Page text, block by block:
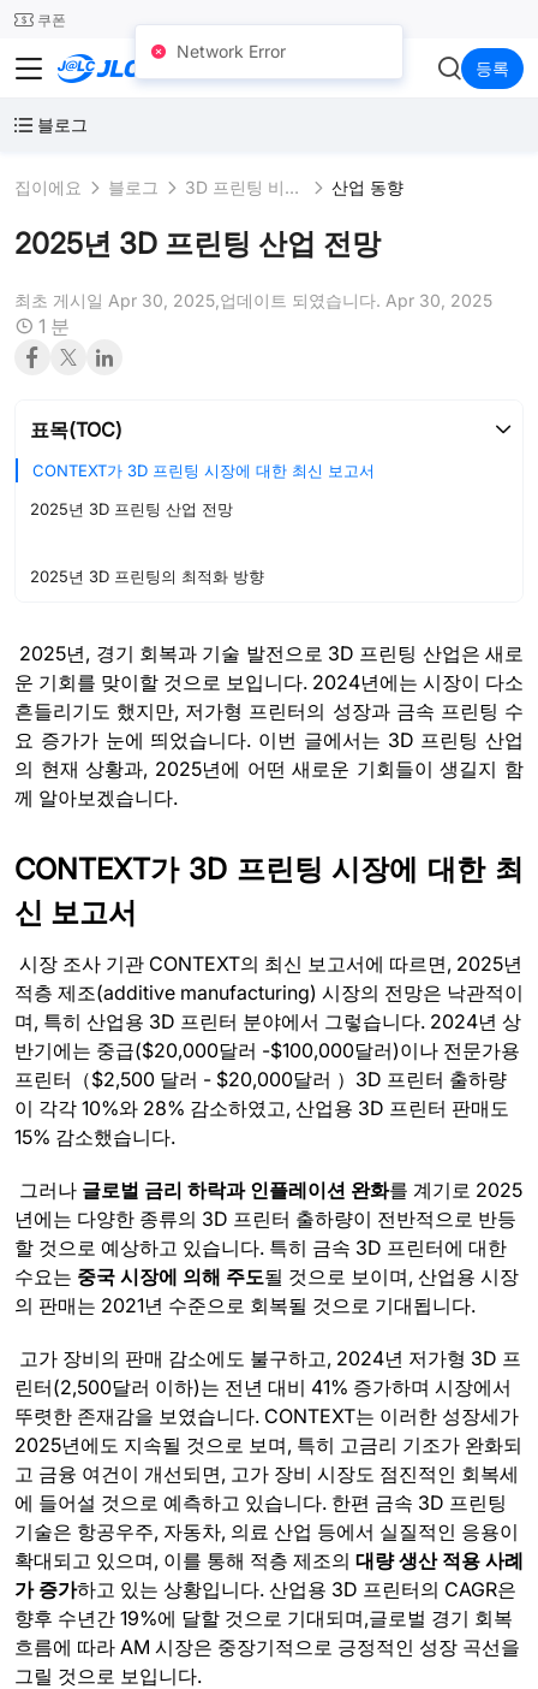
24SMT 쿠폰
JLC3DP 등록
블로그
집이에요 블로그 3D 프린팅 비즈니스 산업 동향
2025년 3D 프린팅 산업 전망
최초 게시일 Apr 30, 2025, 업데이트 되였습니다. Apr 30, 2025
1 분
표목(TOC)
CONTEXT가 3D 프린팅 시장에 대한 최신 보고서
2025년 3D 프린팅 산업 전망
2025년 3D 프린팅의 최적화 방향
2025년, 경기 회복과 기술 발전으로 3D 프린팅 산업은 새로
운 기회를 맞이할 것으로 보입니다. 2024년에는 시장이 다소
흔들리기도 했지만, 저가형 프린터의 성장과 금속 프린팅 수
요 증가가 눈에 띄었습니다. 이번 글에서는 3D 프린팅 산업
의 현재 상황과, 2025년에 어떤 새로운 기회들이 생길지 함
께 알아보겠습니다.
CONTEXT가 3D 프린팅 시장에 대한 최
신 보고서
시장 조사 기관 CONTEXT의 최신 보고서에 따르면, 2025년
적층 제조(additive manufacturing) 시장의 전망은 낙관적이
며, 특히 산업용 3D 프린터 분야에서 그렇습니다. 2024년 상
반기에는 중급($20,000달러 -$100,000달러)이나 전문가용
프린터（$2,500 달러 - $20,000달러 ）3D 프린터 출하량
이 각각 10%와 28% 감소하였고, 산업용 3D 프린터 판매도
15% 감소했습니다.
그러나 글로벌 금리 하락과 인플레이션 완화를 계기로 2025
년에는 다양한 종류의 3D 프린터 출하량이 전반적으로 반등
할 것으로 예상하고 있습니다. 특히 금속 3D 프린터에 대한
수요는 중국 시장에 의해 주도될 것으로 보이며, 산업용 시장
의 판매는 2021년 수준으로 회복될 것으로 기대됩니다.
고가 장비의 판매 감소에도 불구하고, 2024년 저가형 3D 프
린터(2,500달러 이하)는 전년 대비 41% 증가하며 시장에서
뚜렷한 존재감을 보였습니다. CONTEXT는 이러한 성장세가
2025년에도 지속될 것으로 보며, 특히 고금리 기조가 완화되
고 금융 여건이 개선되면, 고가 장비 시장도 점진적인 회복세
에 들어설 것으로 예측하고 있습니다. 한편 금속 3D 프린팅
기술은 항공우주, 자동차, 의료 산업 등에서 실질적인 응용이
확대되고 있으며, 이를 통해 적층 제조의 대량 생산 적용 사례
가 증가하고 있는 상황입니다. 산업용 3D 프린터의 CAGR은
향후 수년간 19%에 달할 것으로 기대되며,글로벌 경기 회복
흐름에 따라 AM 시장은 중장기적으로 긍정적인 성장 곡선을
그릴 것으로 보입니다.
Network Error